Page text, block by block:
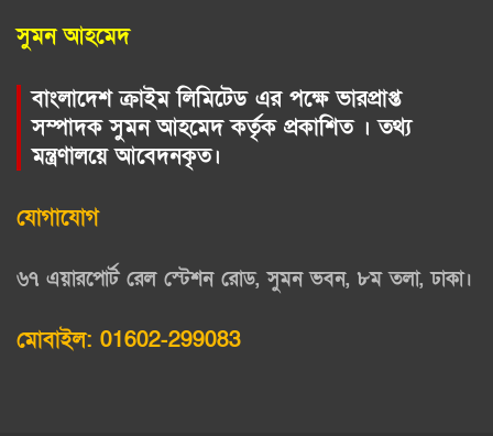
সুমন আহমেদ
বাংলাদেশ ক্রাইম লিমিটেড এর পক্ষে ভারপ্রাপ্ত
সম্পাদক সুমন আহমেদ কর্তৃক প্রকাশিত । তথ্য
মন্ত্রণালয়ে আবেদনকৃত।
যোগাযোগ
৬৭ এয়ারপোর্ট রেল স্টেশন রোড, সুমন ভবন, ৮ম তলা, ঢাকা।
মোবাইল: 01602-299083